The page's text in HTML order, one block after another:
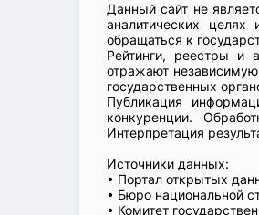
Данный сайт не
аналитических
обращаться к
Рейтинги, реестры и
отражают
государственных
Публикация
конкуренции.
Интерпретация
Источники данных:
• Портал открытых
• Бюро национальной
• Комитет